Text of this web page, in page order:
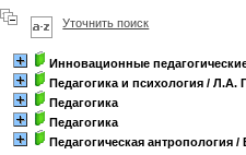
Уточнить поиск
Инновационные
Педагогика и психология / Л.А.
Педагогика
Педагогика
Педагогическая антропология /